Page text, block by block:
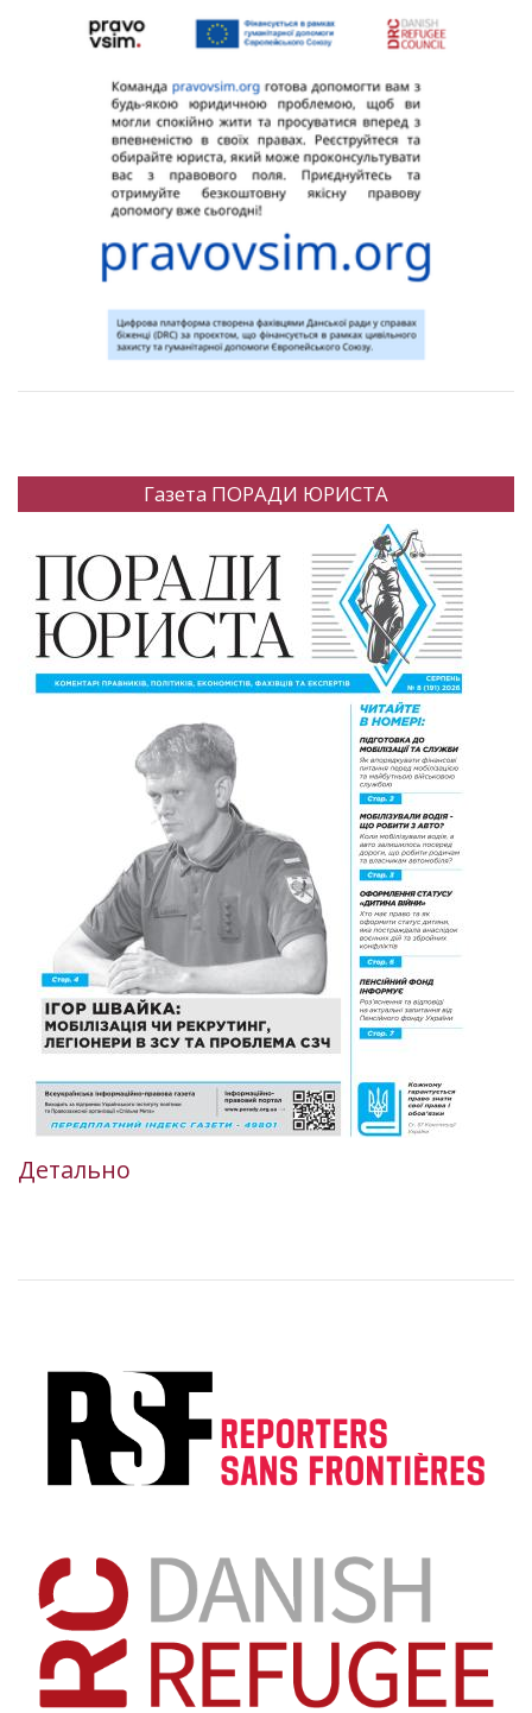
Газета ПОРАДИ ЮРИСТА
Детально